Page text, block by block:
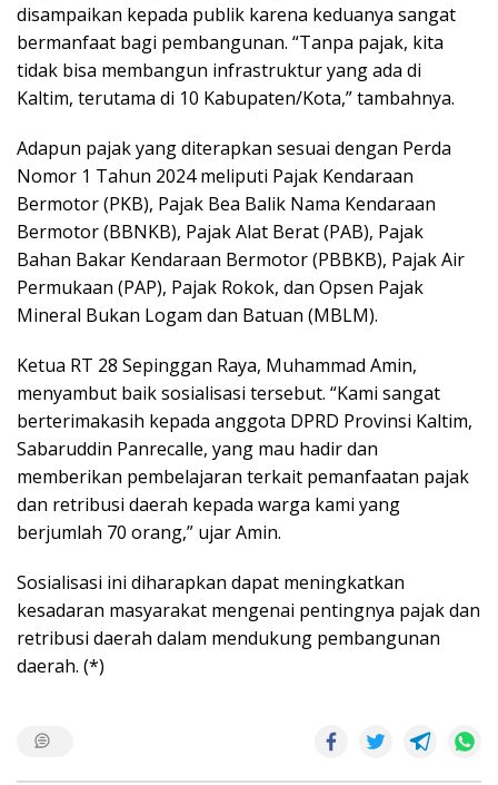
disampaikan kepada publik karena keduanya sangat
bermanfaat bagi pembangunan. “Tanpa pajak, kita
tidak bisa membangun infrastruktur yang ada di
Kaltim, terutama di 10 Kabupaten/Kota,” tambahnya.
Adapun pajak yang diterapkan sesuai dengan Perda
Nomor 1 Tahun 2024 meliputi Pajak Kendaraan
Bermotor (PKB), Pajak Bea Balik Nama Kendaraan
Bermotor (BBNKB), Pajak Alat Berat (PAB), Pajak
Bahan Bakar Kendaraan Bermotor (PBBKB), Pajak Air
Permukaan (PAP), Pajak Rokok, dan Opsen Pajak
Mineral Bukan Logam dan Batuan (MBLM).
Ketua RT 28 Sepinggan Raya, Muhammad Amin,
menyambut baik sosialisasi tersebut. “Kami sangat
berterimakasih kepada anggota DPRD Provinsi Kaltim,
Sabaruddin Panrecalle, yang mau hadir dan
memberikan pembelajaran terkait pemanfaatan pajak
dan retribusi daerah kepada warga kami yang
berjumlah 70 orang,” ujar Amin.
Sosialisasi ini diharapkan dapat meningkatkan
kesadaran masyarakat mengenai pentingnya pajak dan
retribusi daerah dalam mendukung pembangunan
daerah. (*)